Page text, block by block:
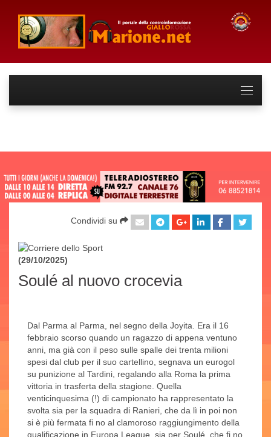
Condividi su
(29/10/2025)
Soulé al nuovo crocevia
Dal Parma al Parma, nel segno della Joyita. Era il 16
febbraio scorso quando un ragazzo di appena ventuno
anni, ma già con il peso sulle spalle dei trenta milioni
spesi dal club per il suo cartellino, segnava un eurogol
su punizione al Tardini, regalando alla Roma la prima
vittoria in trasferta della stagione. Quella
venticinquesima (!) di campionato ha rappresentato la
svolta sia per la squadra di Ranieri, che da lì in poi non
si è più fermata fi no al clamoroso raggiungimento della
qualificazione in Europa League, sia per Soulé, che fi no